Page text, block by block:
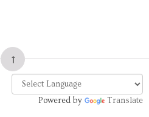
Powered by Translate